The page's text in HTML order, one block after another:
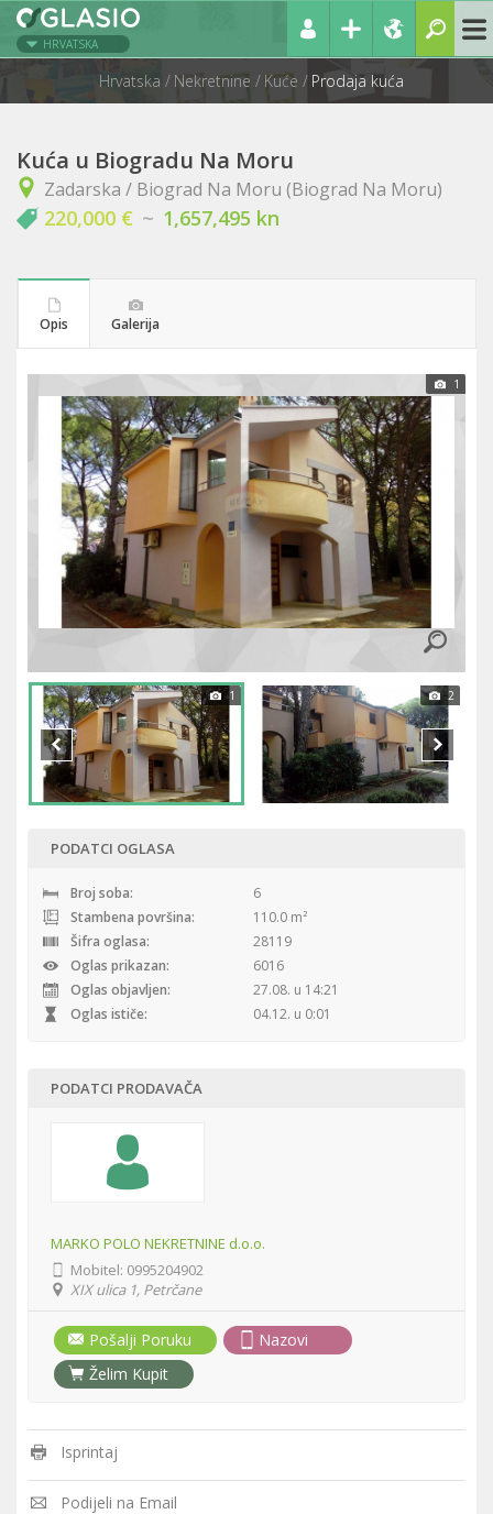
HRVATSKA
Hrvatska Nekretnine Kuće Prodaja kuća
Kuća u Biogradu Na Moru
Zadarska / Biograd Na Moru (Biograd Na Moru)
220,000 € ~ 1,657,495 kn
Opis Galerija
1
1 2
PODATCI OGLASA
Broj soba:
6
Stambena površina:
110.0 m²
Šifra oglasa:
28119
Oglas prikazan:
6016
Oglas objavljen:
27.08. u 14:21
Oglas ističe:
04.12. u 0:01
PODATCI PRODAVAČA
MARKO POLO NEKRETNINE d.o.o.
Mobitel: 0995204902
XIX ulica 1, Petrčane
Pošalji Poruku
Nazovi
Želim Kupit
Isprintaj
Podijeli na Email